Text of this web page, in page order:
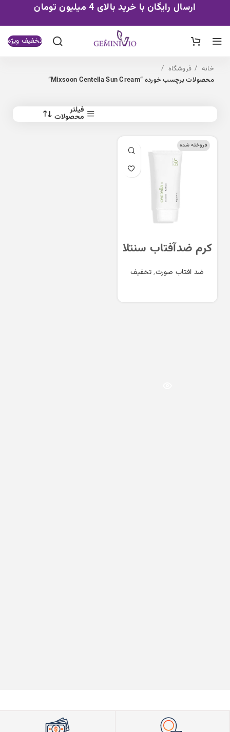
ارسال رایگان با خرید بالای 4 میلیون تومان
تخفیف ویژه
خانه
فروشگاه
محصولات برچسب خورده “Mixsoon Centella Sun Cream”
فیلتر
محصولات
فروخته شده
کرم ضدآفتاب سنتلا
Centella Sun
ضد افتاب صورت,تخفیف